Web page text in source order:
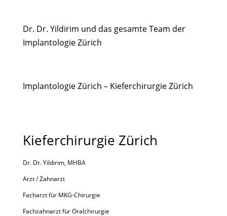
Dr. Dr. Yildirim und das gesamte Team der
Implantologie Zürich
Implantologie Zürich – Kieferchirurgie Zürich
Kieferchirurgie Zürich
Dr. Dr. Yildirim, MHBA
Arzt / Zahnarzt
Facharzt für MKG-Chirurgie
Fachzahnarzt für Oralchirurgie